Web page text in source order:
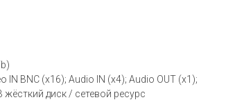
IN BNC (x16); Audio IN (x4); Audio OUT (x1);
диск / сетевой ресурс